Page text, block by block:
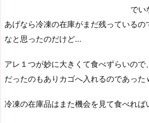
でい
あげなら冷凍の在庫がまだ残っているの
なと思ったのだけど…
アレ１つが妙に大きくて食べずらいので
だったのもありカゴへ入れるのであった
冷凍の在庫品はまた機会を見て食べれ